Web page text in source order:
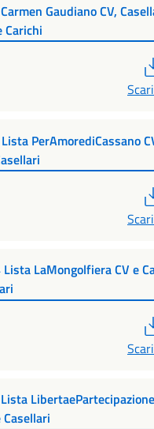
Gaudiano CV,
Carichi
PerAmorediCassano
Lista LaMongolfiera CV e
Casellari